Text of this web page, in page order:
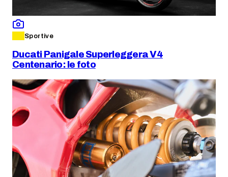
Sportive
Ducati Panigale Superleggera V4
Centenario: le foto